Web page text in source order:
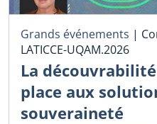
Grands événements |
LATICCE-UQAM.2026
La
place aux
souveraineté